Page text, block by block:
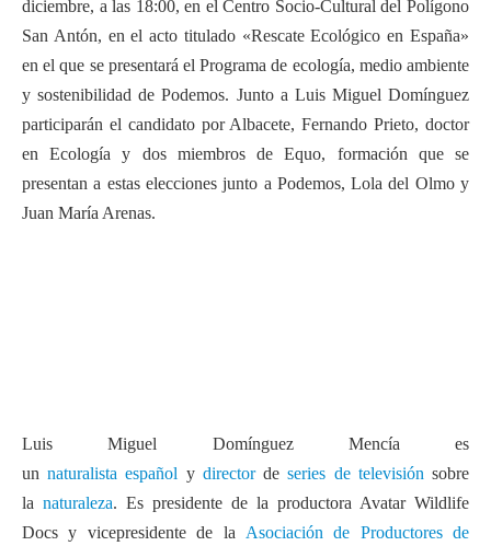
diciembre, a las 18:00, en el Centro Socio-Cultural del Polígono
San Antón, en el acto titulado «Rescate Ecológico en España»
en el que se presentará el Programa de ecología, medio ambiente
y sostenibilidad de Podemos. Junto a Luis Miguel Domínguez
participarán el candidato por Albacete, Fernando Prieto, doctor
en Ecología y dos miembros de Equo, formación que se
presentan a estas elecciones junto a Podemos, Lola del Olmo y
Juan María Arenas.
Luis Miguel Domínguez Mencía es
unnaturalista español y directordeseries de televisión sobre
la naturaleza. Es presidente de la productora Avatar Wildlife
Docs y vicepresidente de la Asociación de Productores de